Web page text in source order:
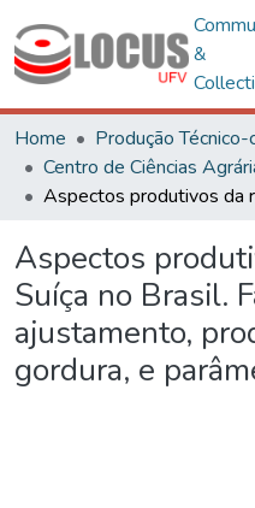
&
Home
Produção Técnico-
Centro de Ciências
Aspectos
Suíça no Brasil.
ajustamento,
gordura, e